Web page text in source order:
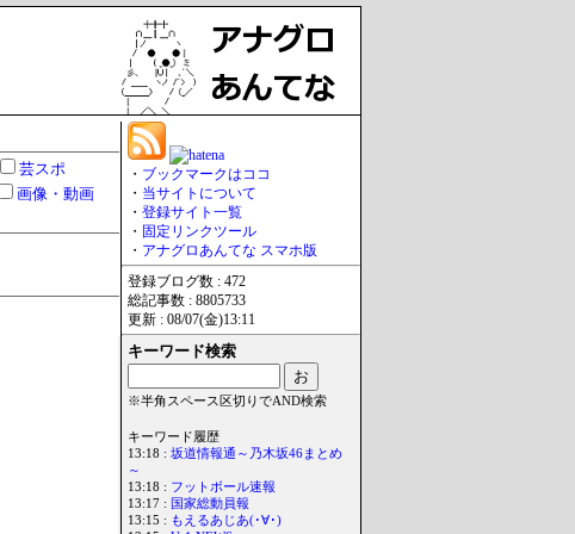
芸スポ
画像・動画
・ ブックマークはココ
・ 当サイトについて
・ 登録サイト一覧
・ 固定リンクツール
・ アナグロあんてな スマホ版
登録ブログ数 : 472
総記事数 : 8805733
更新 : 08/07(金)13:11
キーワード検索
※半角スペース区切りでAND検索
キーワード履歴
13:18 : 坂道情報通～乃木坂46まとめ
～
13:18 : フットボール速報
13:17 : 国家総動員報
13:15 : もえるあじあ(･∀･)